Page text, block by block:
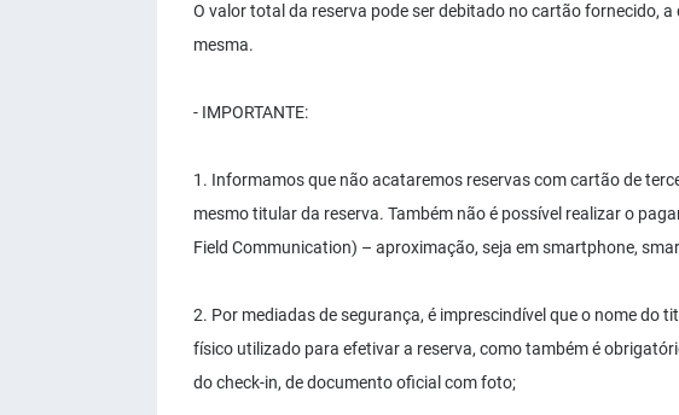
O valor total da reserva pode ser debitado no cartão fornecido,
mesma.
- IMPORTANTE:
1. Informamos que não acataremos reservas com cartão de
mesmo titular da reserva. Também não é possível realizar o
Field Communication) – aproximação, seja em smartphone,
2. Por mediadas de segurança, é imprescindível que o nome do
físico utilizado para efetivar a reserva, como também é
do check-in, de documento oficial com foto;